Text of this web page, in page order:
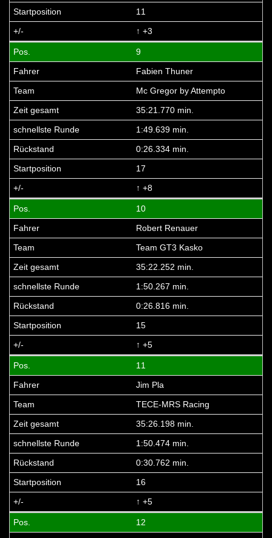
11
↑ +3
9
Fabien Thuner
Mc Gregor by Attempto
35:21.770 min.
1:49.639 min.
0:26.334 min.
17
↑ +8
10
Robert Renauer
Team GT3 Kasko
35:22.252 min.
1:50.267 min.
0:26.816 min.
15
↑ +5
11
Jim Pla
TECE-MRS Racing
35:26.198 min.
1:50.474 min.
0:30.762 min.
16
↑ +5
12